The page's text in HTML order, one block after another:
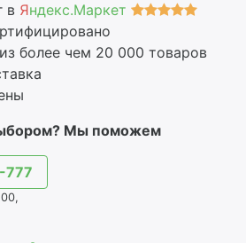
в Яндекс.Маркет
более чем 20 000 товаров
Мы поможем
777